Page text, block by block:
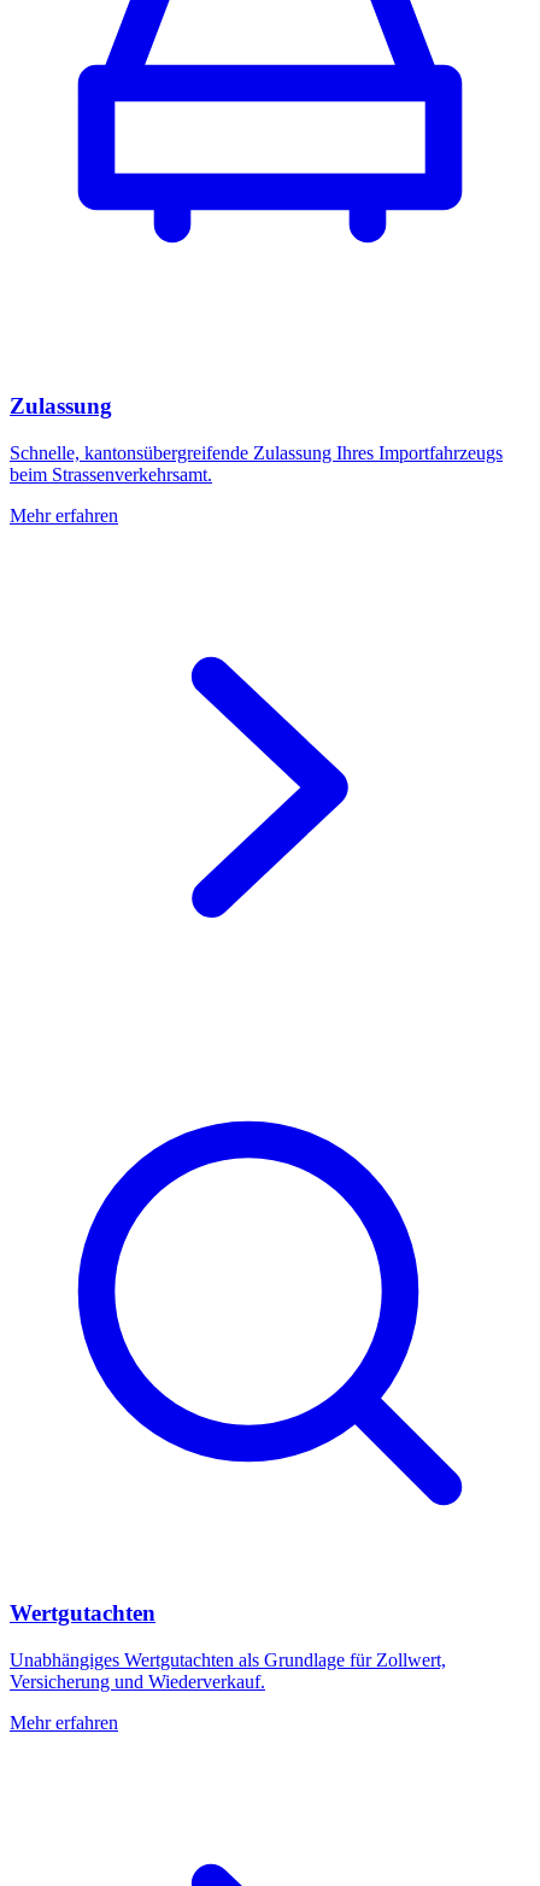
Zulassung
Schnelle, kantonsübergreifende Zulassung Ihres Importfahrzeugs
beim Strassenverkehrsamt.
Mehr erfahren
Wertgutachten
Unabhängiges Wertgutachten als Grundlage für Zollwert,
Versicherung und Wiederverkauf.
Mehr erfahren